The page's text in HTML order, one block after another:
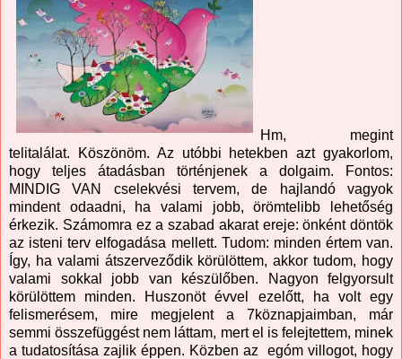
Hm, megint
telitalálat. Köszönöm. Az utóbbi hetekben azt gyakorlom,
hogy teljes átadásban történjenek a dolgaim. Fontos:
MINDIG VAN cselekvési tervem, de hajlandó vagyok
mindent odaadni, ha valami jobb, örömtelibb lehetőség
érkezik. Számomra ez a szabad akarat ereje: önként döntök
az isteni terv elfogadása mellett. Tudom: minden értem van.
Így, ha valami átszerveződik körülöttem, akkor tudom, hogy
valami sokkal jobb van készülőben. Nagyon felgyorsult
körülöttem minden. Huszonöt évvel ezelőtt, ha volt egy
felismerésem, mire megjelent a 7köznapjaimban, már
semmi összefüggést nem láttam, mert el is felejtettem, minek
a tudatosítása zajlik éppen. Közben az egóm villogot, hogy